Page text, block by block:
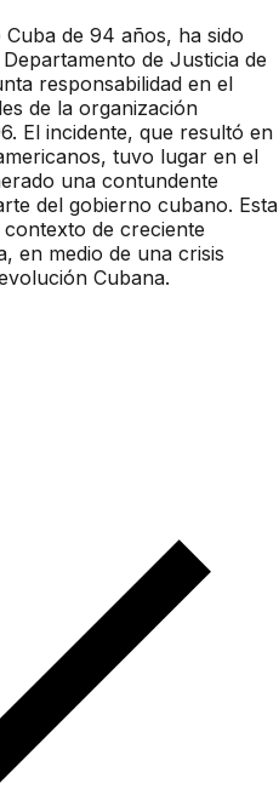
de 94 años, ha sido
de Justicia de
responsabilidad en el
de la organización
El incidente, que resultó en
tuvo lugar en el
una contundente
del gobierno cubano. Esta
de creciente
en medio de una crisis
Cubana.